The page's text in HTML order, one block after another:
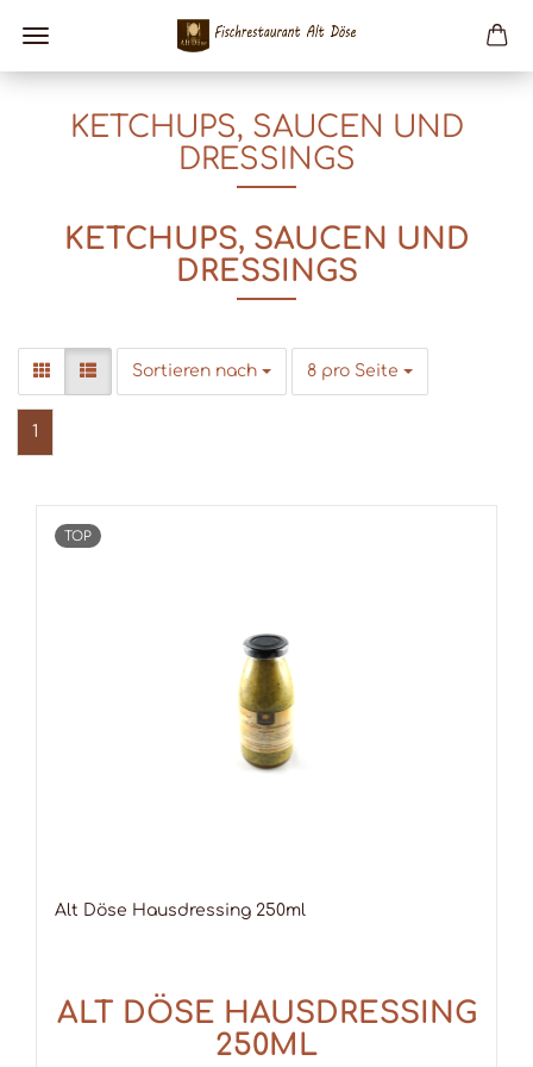
KETCHUPS, SAUCEN UND
DRESSINGS
KETCHUPS, SAUCEN UND
DRESSINGS
Sortieren nach
Sortieren nach 8 pro Seite
pro Seite
1
TOP
Alt Döse Haus­dres­sing 250ml
ALT DÖSE HAUS­DRES­SING
250ML